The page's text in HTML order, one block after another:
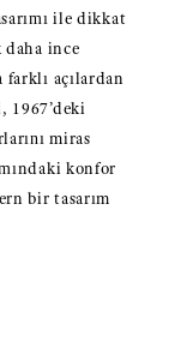
ile dikkat
daha ince
farklı açılardan
1967’deki
miras
konfor
bir tasarım